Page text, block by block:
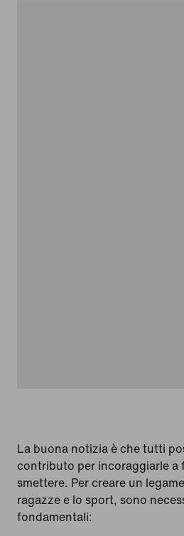
La buona notizia è che tutti
contributo per incoraggiarle a
smettere. Per creare un
ragazze e lo sport, sono
fondamentali: